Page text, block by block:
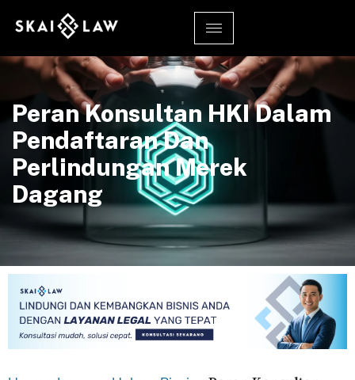
Peran Konsultan HKI Dalam
Pendaftaran Dan
Perlindungan Merek
Dagang